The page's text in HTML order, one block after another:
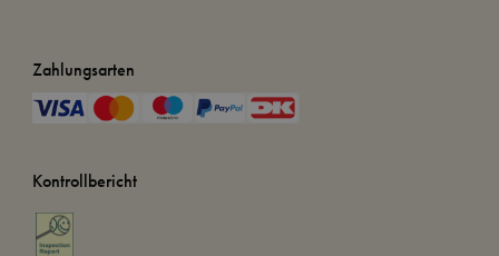
Zahlungsarten
Kontrollbericht